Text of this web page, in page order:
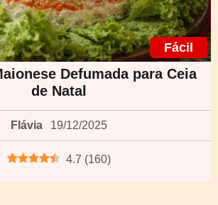
Fácil
Defumada para Ceia
de Natal
Flávia 19/12/2025
4.7 (160)